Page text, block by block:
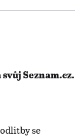
Seznam.cz.
se